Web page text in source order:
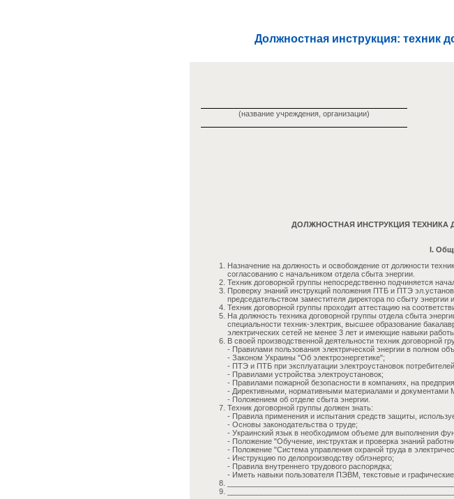
Должностная инструкция: техник
(название учреждения, организации)
ДОЛЖНОСТНАЯ ИНСТРУКЦИЯ ТЕХНИКА
I.
Назначение на должность и освобождение от должности
согласованию с начальником отдела сбыта энергии.
Техник договорной группы непосредственно подчиняется
Проверку знаний инструкций положения ПТБ и ПТЭ
председательством заместителя директора по сбыту энергии
Техник договорной группы проходит аттестацию на
На должность техника договорной группы отдела сбыта
специальности техник-электрик, высшее образование
электрических сетей не менее 3 лет и имеющие навыки
В своей производственной деятельности техник договорной
- Правилами пользования электрической энергии в полном
- Законом Украины "Об электроэнергетике";
- ПТЭ и ПТБ при эксплуатации электроустановок
- Правилами устройства электроустановок;
- Правилами пожарной безопасности в компаниях, на
- Директивными, нормативными материалами и документами
- Положением об отделе сбыта энергии.
Техник договорной группы должен знать:
- Правила применения и испытания средств защиты,
- Основы законодательства о труде;
- Украинский язык в необходимом объеме для выполнения
- Положение "Обучение, инструктаж и проверка знаний
- Положение "Система управления охраной труда в
- Инструкцию по делопроизводству облэнерго;
- Правила внутреннего трудового распорядка;
- Иметь навыки пользователя ПЭВМ, текстовые и